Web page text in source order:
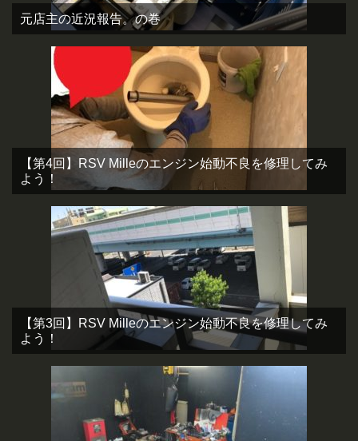
元店主の近況報告。の巻
【第4回】RSV Milleのエンジン始動不良を修理してみ
よう！
【第3回】RSV Milleのエンジン始動不良を修理してみ
よう！